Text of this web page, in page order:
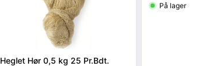
Heglet Hør 0,5 kg 25 Pr.Bdt.
På lager